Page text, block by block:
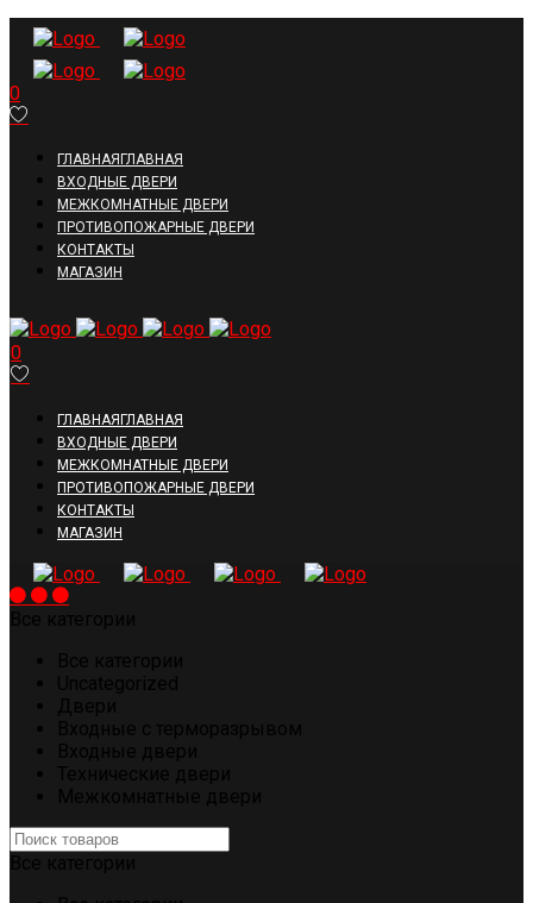
0
ГЛАВНАЯ ГЛАВНАЯ
ВХОДНЫЕ ДВЕРИ
МЕЖКОМНАТНЫЕ ДВЕРИ
ПРОТИВОПОЖАРНЫЕ ДВЕРИ
КОНТАКТЫ
МАГАЗИН
0
ГЛАВНАЯ ГЛАВНАЯ
ВХОДНЫЕ ДВЕРИ
МЕЖКОМНАТНЫЕ ДВЕРИ
ПРОТИВОПОЖАРНЫЕ ДВЕРИ
КОНТАКТЫ
МАГАЗИН